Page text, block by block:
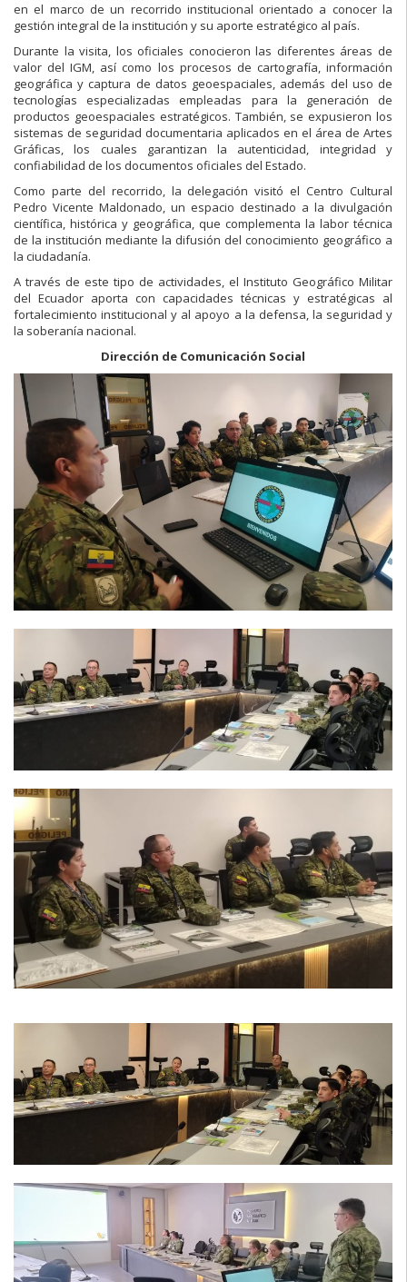
en el marco de un recorrido institucional orientado a conocer la
gestión integral de la institución y su aporte estratégico al país.
Durante la visita, los oficiales conocieron las diferentes áreas de
valor del IGM, así como los procesos de cartografía, información
geográfica y captura de datos geoespaciales, además del uso de
tecnologías especializadas empleadas para la generación de
productos geoespaciales estratégicos. También, se expusieron los
sistemas de seguridad documentaria aplicados en el área de Artes
Gráficas, los cuales garantizan la autenticidad, integridad y
confiabilidad de los documentos oficiales del Estado.
Como parte del recorrido, la delegación visitó el Centro Cultural
Pedro Vicente Maldonado, un espacio destinado a la divulgación
científica, histórica y geográfica, que complementa la labor técnica
de la institución mediante la difusión del conocimiento geográfico a
la ciudadanía.
A través de este tipo de actividades, el Instituto Geográfico Militar
del Ecuador aporta con capacidades técnicas y estratégicas al
fortalecimiento institucional y al apoyo a la defensa, la seguridad y
la soberanía nacional.
Dirección de Comunicación Social